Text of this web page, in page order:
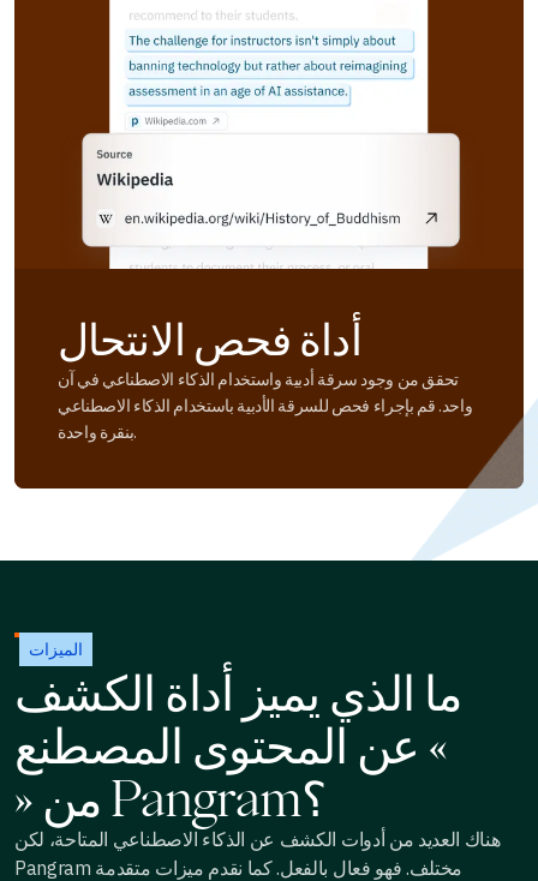
أداة فحص الانتحال
تحقق من وجود سرقة أدبية واستخدام الذكاء الاصطناعي في آن
واحد. قم بإجراء فحص للسرقة الأدبية باستخدام الذكاء الاصطناعي
بنقرة واحدة.
الميزات
ما الذي يميز أداة الكشف
عن المحتوى المصطنع «
» من Pangram؟
هناك العديد من أدوات الكشف عن الذكاء الاصطناعي المتاحة، لكن
Pangram مختلف. فهو فعال بالفعل. كما نقدم ميزات متقدمة